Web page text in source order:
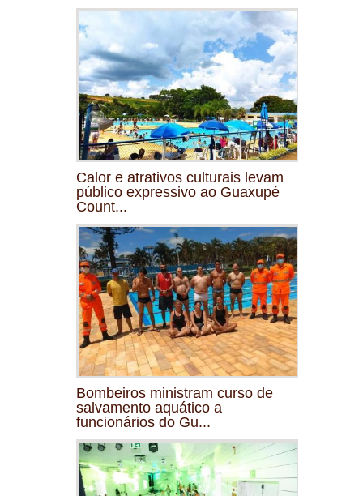
Calor e atrativos culturais levam
público expressivo ao Guaxupé
Count...
Bombeiros ministram curso de
salvamento aquático a
funcionários do Gu...